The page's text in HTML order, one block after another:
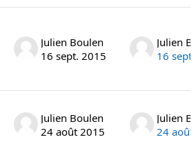
Julien Boulen
16 sept. 2015
Julien
16
Julien Boulen
24 août 2015
Julien
24